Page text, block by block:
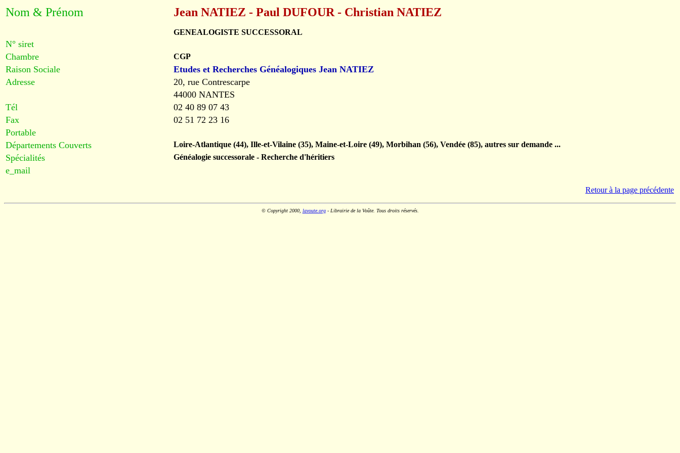
Nom & Prénom Jean NATIEZ - Paul DUFOUR - Christian NATIEZ
GENEALOGISTE SUCCESSORAL
N° siret
Chambre
CGP
Raison Sociale
Etudes et Recherches Généalogiques Jean NATIEZ
Adresse
20, rue Contrescarpe
44000 NANTES
Tél
02 40 89 07 43
Fax
02 51 72 23 16
Portable
Départements Couverts
Loire-Atlantique (44), Ille-et-Vilaine (35), Maine-et-Loire (49), Morbihan (56), Vendée (85), autres sur demande ...
Spécialités Généalogie successorale - Recherche d'héritiers
e_mail
Retour à la page précédente
© Copyright 2000, lavoute.org- Librairie de la Voûte. Tous droits réservés.